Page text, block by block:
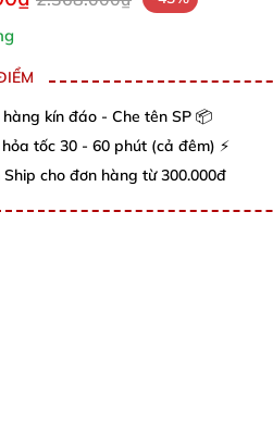
hàng kín đáo - Che tên SP 📦
tốc 30 - 60 phút (cả đêm) ⚡
Ship cho đơn hàng từ 300.000đ